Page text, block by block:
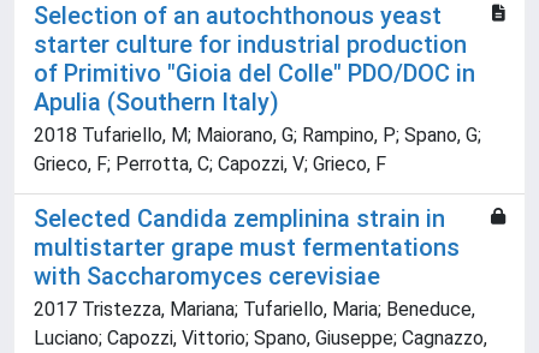
Selection of an autochthonous yeast
starter culture for industrial production
of Primitivo "Gioia del Colle" PDO/DOC in
Apulia (Southern Italy)
2018 Tufariello, M; Maiorano, G; Rampino, P; Spano, G;
Grieco, F; Perrotta, C; Capozzi, V; Grieco, F
Selected Candida zemplinina strain in
multistarter grape must fermentations
with Saccharomyces cerevisiae
2017 Tristezza, Mariana; Tufariello, Maria; Beneduce,
Luciano; Capozzi, Vittorio; Spano, Giuseppe; Cagnazzo,